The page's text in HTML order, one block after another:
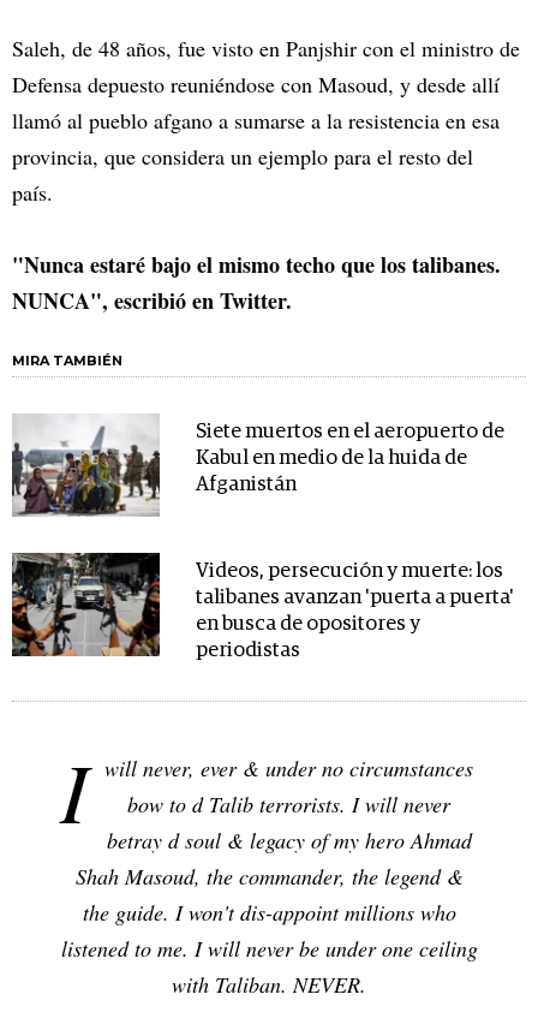
Saleh, de 48 años, fue visto en Panjshir con el ministro de
Defensa depuesto reuniéndose con Masoud, y desde allí
llamó al pueblo afgano a sumarse a la resistencia en esa
provincia, que considera un ejemplo para el resto del
país.
"Nunca estaré bajo el mismo techo que los talibanes.
NUNCA", escribió en Twitter.
MIRA TAMBIÉN
Siete muertos en el aeropuerto de
Kabul en medio de la huida de
Afganistán
Videos, persecución y muerte: los
talibanes avanzan 'puerta a puerta'
en busca de opositores y
periodistas
I will never, ever & under no circumstances
bow to d Talib terrorists. I will never
betray d soul & legacy of my hero Ahmad
Shah Masoud, the commander, the legend &
the guide. I won't dis-appoint millions who
listened to me. I will never be under one ceiling
with Taliban. NEVER.